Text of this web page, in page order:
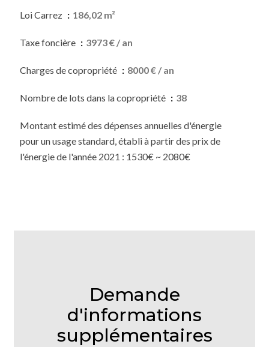
Loi Carrez 186,02 m²
Taxe foncière 3973 € / an
Charges de copropriété 8000 € / an
Nombre de lots dans la copropriété 38
Montant estimé des dépenses annuelles d'énergie
pour un usage standard, établi à partir des prix de
l'énergie de l'année 2021 : 1530€ ~ 2080€
Demande
d'informations
supplémentaires